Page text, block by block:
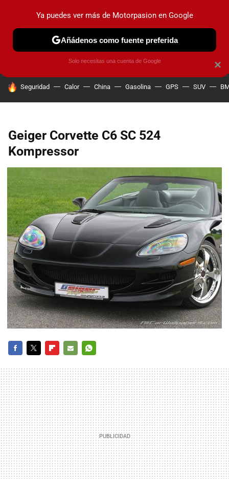
PRUEBAS COCHES ELÉCTRICOS OBSERVATORIO
HOY SE HABLA DE
Seguridad Calor China Gasolina GPS SUV
Geiger Corvette C6 SC 524
Kompressor
MAIL
×
Ya puedes ver más de Motorpasion en Google
Añádenos como fuente preferida
Solo necesitas una cuenta de Google